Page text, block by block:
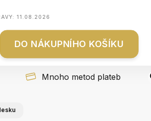
11.08.2026
DO NÁKUPNÍHO KOŠÍKU
Mnoho metod plateb